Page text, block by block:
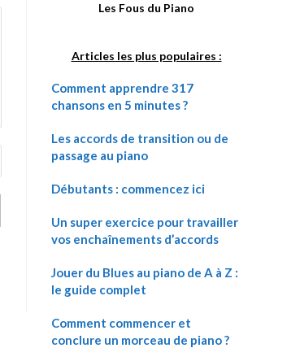
Les Fous du Piano
Articles les plus populaires :
Comment apprendre 317
chansons en 5 minutes ?
Les accords de transition ou de
passage au piano
Débutants : commencez ici
Un super exercice pour travailler
vos enchaînements d’accords
Jouer du Blues au piano de A à Z :
le guide complet
Comment commencer et
conclure un morceau de piano ?